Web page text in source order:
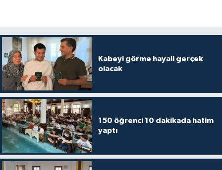
Kabeyi görme hayali gerçek
olacak
150 öğrenci 10 dakikada hatim
yaptı
Elazığ Müftülüğü
Erzincan Müftülüğü
Erzurum Müftülüğü
Eskişehir Müftülüğü
Gaziantep Müftülüğü